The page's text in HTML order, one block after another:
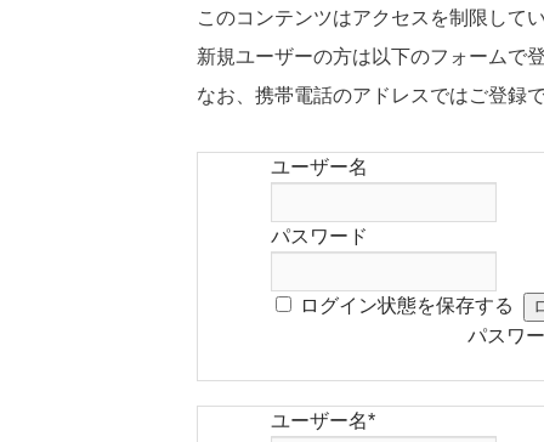
このコンテンツはアクセスを制限して
新規ユーザーの方は以下のフォームで
なお、携帯電話のアドレスではご登録で
ユーザー名
パスワード
ログイン状態を保存する
パスワ
ユーザー名*